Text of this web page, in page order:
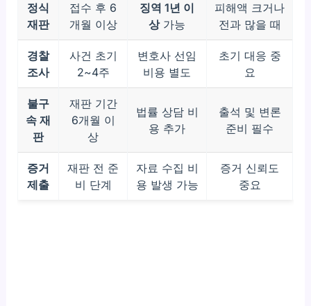
정식
재판
접수 후 6
개월 이상
징역 1년 이
상가능
피해액 크거나
전과 많을 때
경찰
조사
사건 초기
2~4주
변호사 선임
비용 별도
초기 대응 중
요
불구
속 재
판
재판 기간
6개월 이
상
법률 상담 비
용 추가
출석 및 변론
준비 필수
증거
제출
재판 전 준
비 단계
자료 수집 비
용 발생 가능
증거 신뢰도
중요